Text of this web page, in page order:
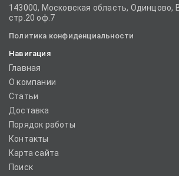
143000, Московская область, Одинцово,
стр.20 оф.7
Политика конфиденциальности
Навигация
Главная
О компании
Статьи
Доставка
Порядок работы
Контакты
Карта сайта
Поиск